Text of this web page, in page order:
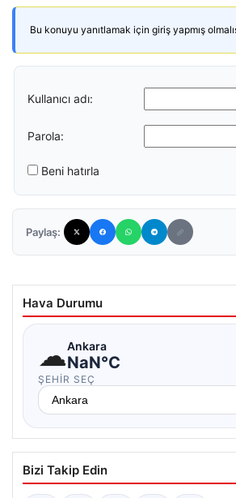
Bu konuyu yanıtlamak için giriş yapmış
Kullanıcı adı:
Parola:
Beni hatırla
Paylaş:
Hava Durumu
☁Ankara
NaN°C
ŞEHIR SEÇ
Bizi Takip Edin